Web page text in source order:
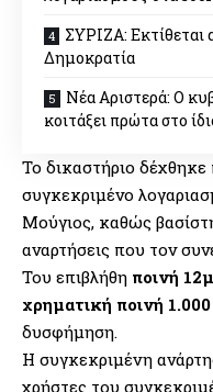
ΣΥΡΙΖΑ:
Δημοκρατία
Νέα Αριστερά: Ο
κοιτάξει πρώτα στο
Το δικαστήριο
συγκεκριμένο
Μούγιος, καθώς
αναρτήσεις που τον
Του επιβλήθη ποινή
χρηματική ποινή
δυσφήμηση.
Η συγκεκριμένη
χρήστες του